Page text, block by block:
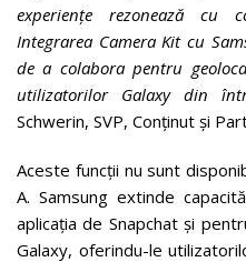
experiențe rezonează cu
Integrarea Camera Kit cu
de a colabora pentru
utilizatorilor Galaxy din
Schwerin, SVP, Conținut și
Aceste funcții nu sunt
A. Samsung extinde
aplicația de Snapchat și
Galaxy, oferindu-le